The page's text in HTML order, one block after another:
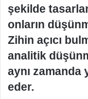
şekilde
onların
Zihin açıcı
analitik
aynı zamanda
eder.